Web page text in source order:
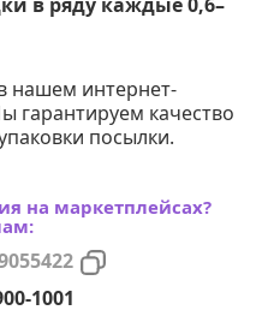
нашем интернет-
гарантируем качество
посылки.
на маркетплейсах?
1001